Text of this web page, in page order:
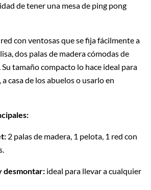
de tener una mesa de ping pong
con ventosas que se fija fácilmente a
dos palas de madera cómodas de
tamaño compacto lo hace ideal para
casa de los abuelos o usarlo en
2 palas de madera, 1 pelota, 1 red con
desmontar: ideal para llevar a cualquier